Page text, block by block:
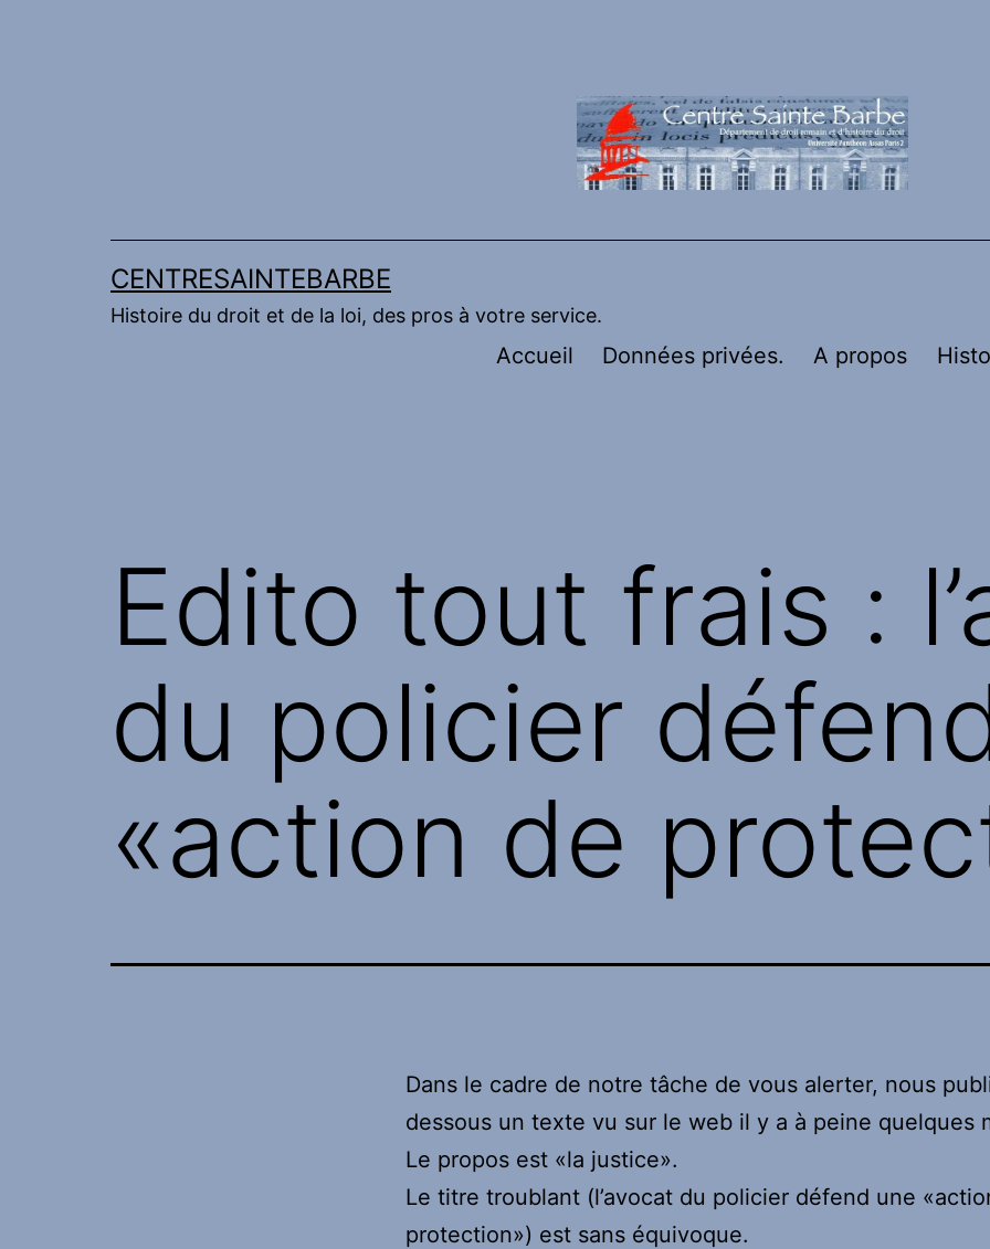
CENTRESAINTEBARBE
Histoire du droit et de la loi, des pros à votre service.
Accueil Données privées. A propos
Edito tout frais :
du policier
«action de
Dans le cadre de notre tâche de vous alerter, nous
dessous un texte vu sur le web il y a à peine quelques
Le propos est «la justice».
Le titre troublant (l’avocat du policier défend une
protection») est sans équivoque.